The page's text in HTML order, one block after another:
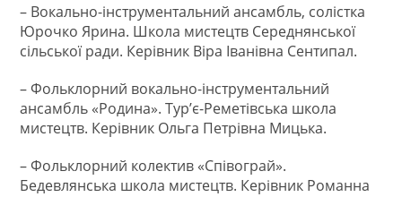
– Вокально-інструментальний ансамбль, солістка
Юрочко Ярина. Школа мистецтв Середнянської
сільської ради. Керівник Віра Іванівна Сентипал.
– Фольклорний вокально-інструментальний
ансамбль «Родина». Тур’є-Реметівська школа
мистецтв. Керівник Ольга Петрівна Мицька.
– Фольклорний колектив «Співограй».
Бедевлянська школа мистецтв. Керівник Романна